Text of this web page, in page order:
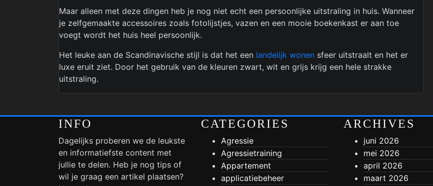
Maar alleen met deze dingen heb je nog niet echt een persoonlijke uitstraling in huis. Wanneer
je zelfgemaakte accessoires zoals fotolijstjes, vazen en een mooie boekenkast er aan toe
voegt wordt het huis heel persoonlijk.
Het leuke aan de Scandinavische stijl is dat het een landelijk wonen sfeer uitstraalt en het er
luxe eruit ziet. Door het gebruik van de kleuren zwart, wit en grijs krijg een hele strakke
uitstraling.
INFO
Dagelijks proberen we de leukste
en informatiefste content met
jullie te delen. Heb je nog tips of
wil je graag een artikel plaatsen?
CATEGORIES
Agressie
Agressietraining
Appartement
applicatiebeheer
ARCHIVES
juni 2026
mei 2026
april 2026
maart 2026